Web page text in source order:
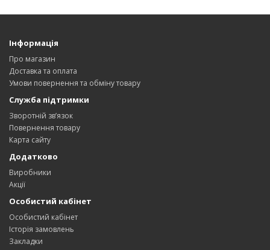
Інформація
Про магазин
Доставка та оплата
Умови повернення та обміну товару
Служба підтримки
Зворотній зв’язок
Повернення товару
Карта сайту
Додатково
Виробники
Акції
Особистий кабінет
Особистий кабінет
Історія замовлень
Закладки